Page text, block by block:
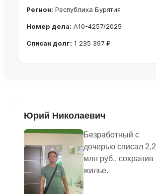
Регион: Республика Бурятия
Номер дела: А10-4257/2025
Списан долг: 1 235 397 ₽
Юрий Николаевич
Безработный с
дочерью списал 2,2
млн руб., сохранив
жилье.